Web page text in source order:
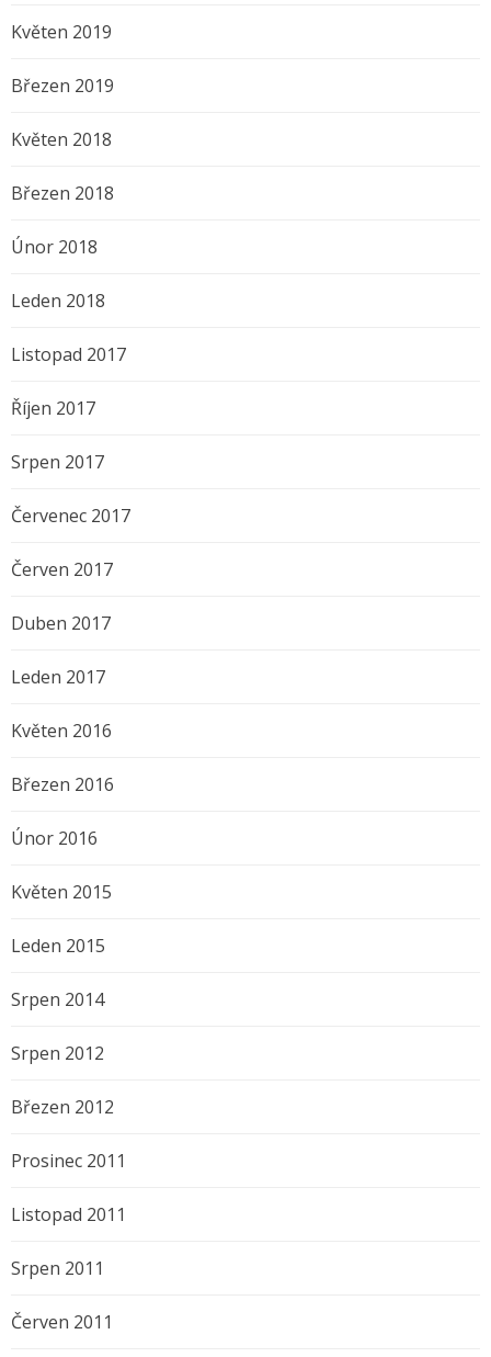
Květen 2019
Březen 2019
Květen 2018
Březen 2018
Únor 2018
Leden 2018
Listopad 2017
Říjen 2017
Srpen 2017
Červenec 2017
Červen 2017
Duben 2017
Leden 2017
Květen 2016
Březen 2016
Únor 2016
Květen 2015
Leden 2015
Srpen 2014
Srpen 2012
Březen 2012
Prosinec 2011
Listopad 2011
Srpen 2011
Červen 2011